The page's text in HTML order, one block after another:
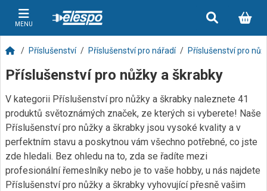
MENU
Příslušenství Příslušenství pro nářadí Příslušenství pro
Příslušenství pro nůžky a škrabky
V kategorii Příslušenství pro nůžky a škrabky naleznete 41
produktů světoznámých značek, ze kterých si vyberete! Naše
Příslušenství pro nůžky a škrabky jsou vysoké kvality a v
perfektním stavu a poskytnou vám všechno potřebné, co jste
zde hledali. Bez ohledu na to, zda se řadíte mezi
profesionální řemeslníky nebo je to vaše hobby, u nás najdete
Příslušenství pro nůžky a škrabky vyhovující přesně vašim